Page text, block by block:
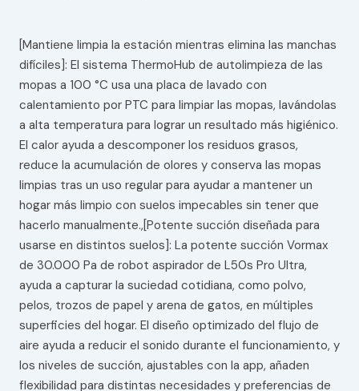
[Mantiene limpia la estación mientras elimina las manchas
difíciles]: El sistema ThermoHub de autolimpieza de las
mopas a 100 °C usa una placa de lavado con
calentamiento por PTC para limpiar las mopas, lavándolas
a alta temperatura para lograr un resultado más higiénico.
El calor ayuda a descomponer los residuos grasos,
reduce la acumulación de olores y conserva las mopas
limpias tras un uso regular para ayudar a mantener un
hogar más limpio con suelos impecables sin tener que
hacerlo manualmente.,[Potente succión diseñada para
usarse en distintos suelos]: La potente succión Vormax
de 30.000 Pa de robot aspirador de L50s Pro Ultra,
ayuda a capturar la suciedad cotidiana, como polvo,
pelos, trozos de papel y arena de gatos, en múltiples
superficies del hogar. El diseño optimizado del flujo de
aire ayuda a reducir el sonido durante el funcionamiento, y
los niveles de succión, ajustables con la app, añaden
flexibilidad para distintas necesidades y preferencias de